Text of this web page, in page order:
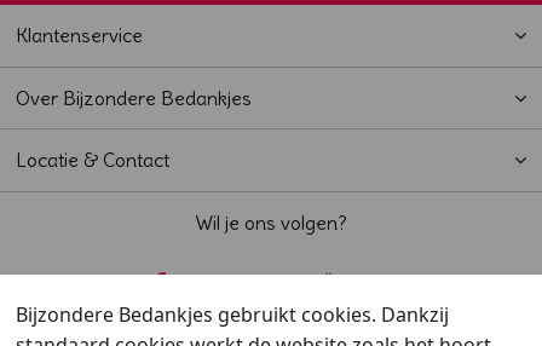
Klantenservice
Over Bijzondere Bedankjes
Locatie & Contact
Wil je ons volgen?
Bijzondere Bedankjes gebruikt cookies. Dankzij